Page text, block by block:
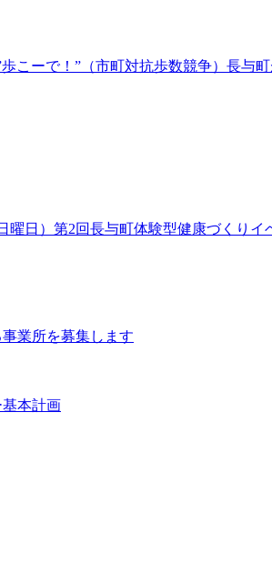
こーで！”（市町対抗歩数競争）長与
曜日）第2回長与町体験型健康づくり
業所を募集します
本計画